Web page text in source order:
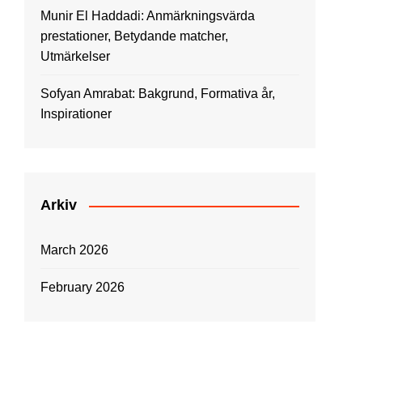
Munir El Haddadi: Anmärkningsvärda
prestationer, Betydande matcher,
Utmärkelser
Sofyan Amrabat: Bakgrund, Formativa år,
Inspirationer
Arkiv
March 2026
February 2026